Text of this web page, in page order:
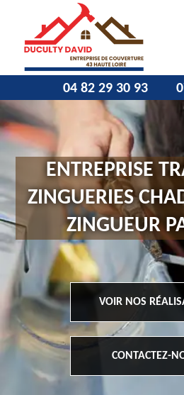
04 82 29 30 93
ENTREPRISE
ZINGUERIES
ZINGUEUR
VOIR NOS
CONTACTEZ-